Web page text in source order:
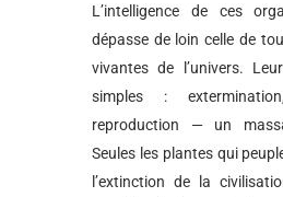
L’intelligence de ces
dépasse de loin celle de
vivantes de l’univers.
simples :
reproduction — un
Seules les plantes qui
l’extinction de la